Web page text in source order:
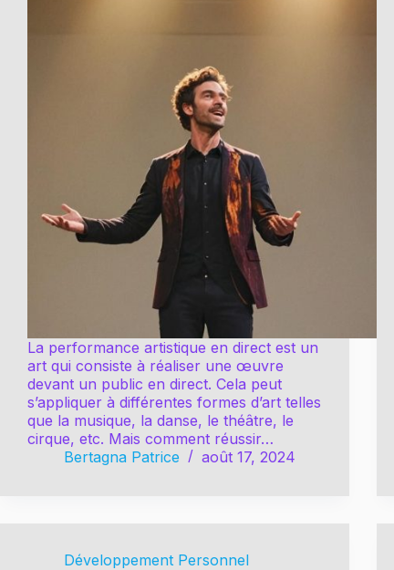
La performance artistique en direct est un
art qui consiste à réaliser une œuvre
devant un public en direct. Cela peut
s’appliquer à différentes formes d’art telles
que la musique, la danse, le théâtre, le
cirque, etc. Mais comment réussir…
Bertagna Patrice
août 17, 2024
Développement Personnel